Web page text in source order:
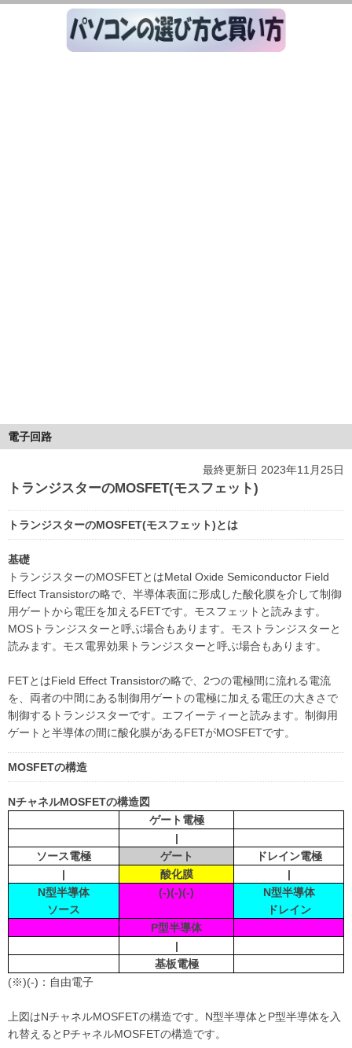
電子回路
最終更新日 2023年11月25日
トランジスターのMOSFET(モスフェット)
トランジスターのMOSFET(モスフェット)とは
基礎
トランジスターのMOSFETとはMetal Oxide Semiconductor Field
Effect Transistorの略で、半導体表面に形成した酸化膜を介して制御
用ゲートから電圧を加えるFETです。モスフェットと読みます。
MOSトランジスターと呼ぶ場合もあります。モストランジスターと
読みます。モス電界効果トランジスターと呼ぶ場合もあります。
FETとはField Effect Transistorの略で、2つの電極間に流れる電流
を、両者の中間にある制御用ゲートの電極に加える電圧の大きさで
制御するトランジスターです。エフイーティーと読みます。制御用
ゲートと半導体の間に酸化膜があるFETがMOSFETです。
MOSFETの構造
NチャネルMOSFETの構造図
ゲート電極
|
ソース電極
ゲート
ドレイン電極
|
酸化膜
|
N型半導体
ソース
(-)(-)(-)
N型半導体
ドレイン
P型半導体
|
基板電極
(※)(-)：自由電子
上図はNチャネルMOSFETの構造です。N型半導体とP型半導体を入
れ替えるとPチャネルMOSFETの構造です。